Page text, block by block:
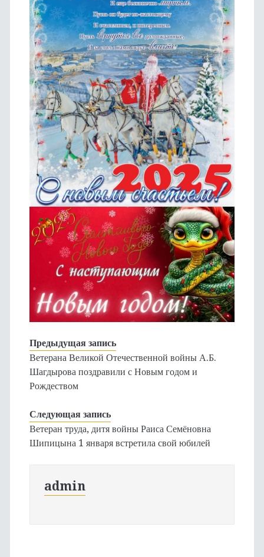
Предыдущая запись
Ветерана Великой Отечественной войны А.Б.
Шагдырова поздравили с Новым годом и
Рождеством
Следующая запись
Ветеран труда, дитя войны Раиса Семёновна
Шипицына 1 января встретила свой юбилей
admin